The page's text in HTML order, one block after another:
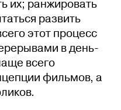
их; ранжировать
развить
этот процесс
в день-
всего
фильмов, а